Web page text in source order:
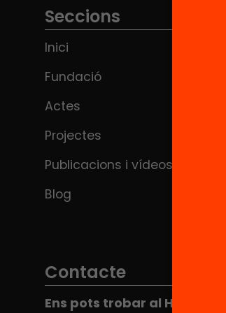
Seccions
Inici
Fundació
Actes
Projectes
Publicacions i vídeos
Blog
Contacte
Ens pots trobar al Hub Social